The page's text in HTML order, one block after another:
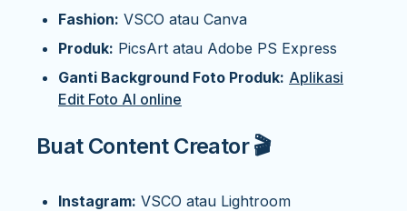
Fashion: VSCO atau Canva
Produk: PicsArt atau Adobe PS Express
Ganti Background Foto Produk: Aplikasi
Edit Foto AI online
Buat Content Creator 🎬
Instagram: VSCO atau Lightroom